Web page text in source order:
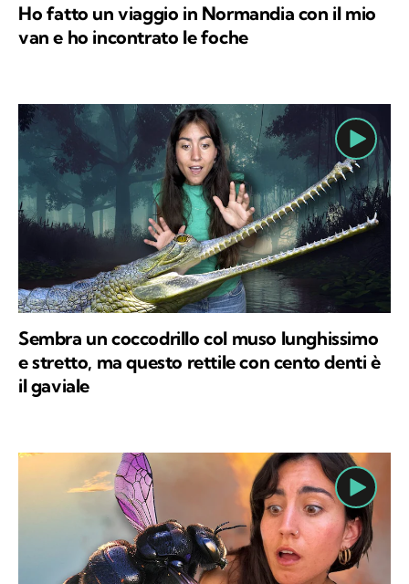
Ho fatto un viaggio in Normandia con il mio
van e ho incontrato le foche
Sembra un coccodrillo col muso lunghissimo
e stretto, ma questo rettile con cento denti è
il gaviale